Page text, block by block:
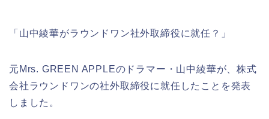
「山中綾華がラウンドワン社外取締役に就任？」
元Mrs. GREEN APPLEのドラマー・山中綾華が、株式
会社ラウンドワンの社外取締役に就任したことを発表
しました。